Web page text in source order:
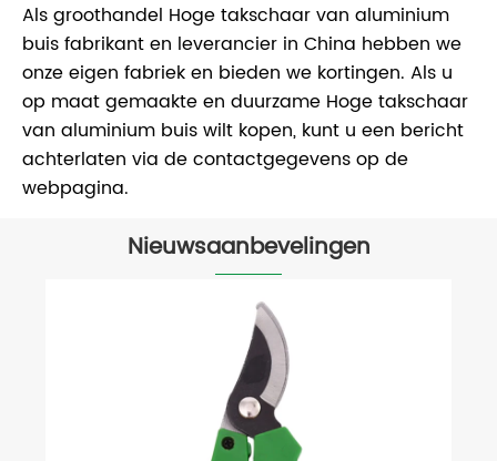
Als groothandel Hoge takschaar van aluminium
buis fabrikant en leverancier in China hebben we
onze eigen fabriek en bieden we kortingen. Als u
op maat gemaakte en duurzame Hoge takschaar
van aluminium buis wilt kopen, kunt u een bericht
achterlaten via de contactgegevens op de
webpagina.
Nieuwsaanbevelingen
Wat zijn de voordelen en het gebruik
van hoge takschaar?